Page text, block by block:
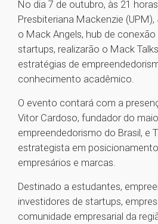
No dia 7 de outubro, às 21
Presbiteriana Mackenzie (UPM),
o Mack Angels, hub de
startups, realizarão o Mack
estratégias de
conhecimento acadêmico.
O evento contará com a
Vitor Cardoso, fundador do
empreendedorismo do Brasil, e
estrategista em
empresários e marcas.
Destinado a estudantes,
investidores de startups,
comunidade empresarial da